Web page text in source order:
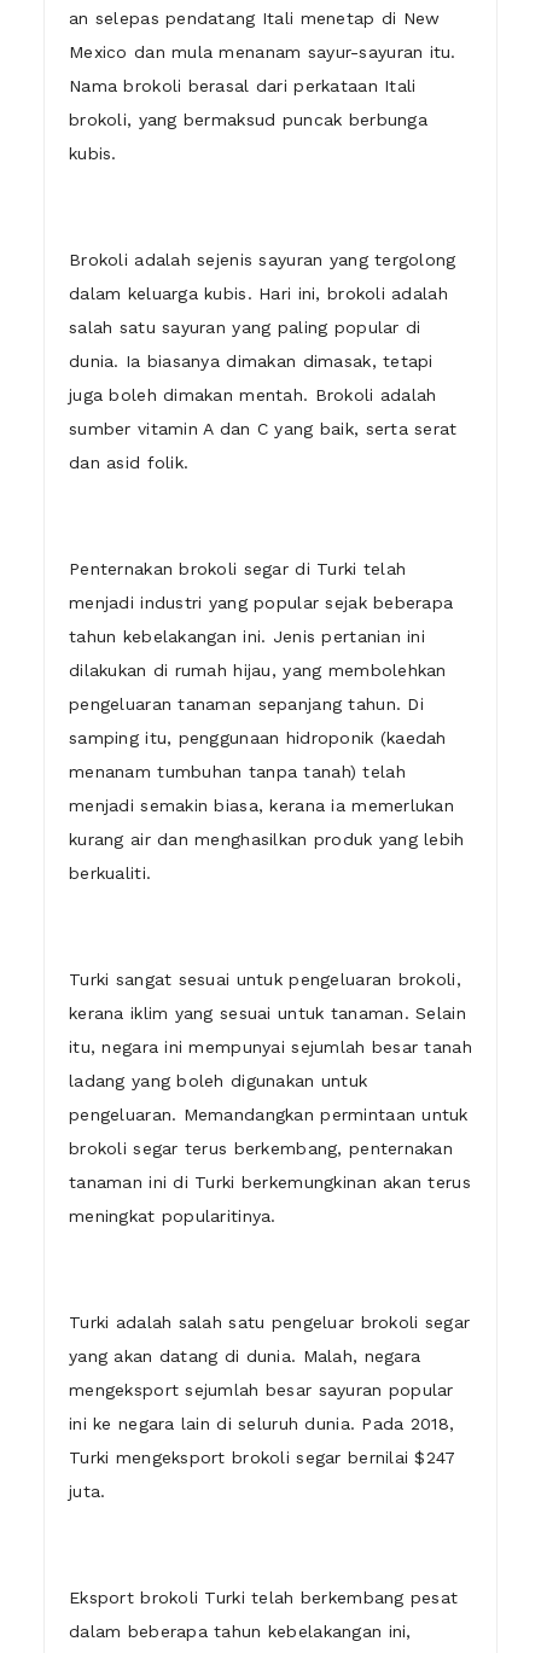
an selepas pendatang Itali menetap di New
Mexico dan mula menanam sayur-sayuran itu.
Nama brokoli berasal dari perkataan Itali
brokoli, yang bermaksud puncak berbunga
kubis.
Brokoli adalah sejenis sayuran yang tergolong
dalam keluarga kubis. Hari ini, brokoli adalah
salah satu sayuran yang paling popular di
dunia. Ia biasanya dimakan dimasak, tetapi
juga boleh dimakan mentah. Brokoli adalah
sumber vitamin A dan C yang baik, serta serat
dan asid folik.
Penternakan brokoli segar di Turki telah
menjadi industri yang popular sejak beberapa
tahun kebelakangan ini. Jenis pertanian ini
dilakukan di rumah hijau, yang membolehkan
pengeluaran tanaman sepanjang tahun. Di
samping itu, penggunaan hidroponik (kaedah
menanam tumbuhan tanpa tanah) telah
menjadi semakin biasa, kerana ia memerlukan
kurang air dan menghasilkan produk yang lebih
berkualiti.
Turki sangat sesuai untuk pengeluaran brokoli,
kerana iklim yang sesuai untuk tanaman. Selain
itu, negara ini mempunyai sejumlah besar tanah
ladang yang boleh digunakan untuk
pengeluaran. Memandangkan permintaan untuk
brokoli segar terus berkembang, penternakan
tanaman ini di Turki berkemungkinan akan terus
meningkat popularitinya.
Turki adalah salah satu pengeluar brokoli segar
yang akan datang di dunia. Malah, negara
mengeksport sejumlah besar sayuran popular
ini ke negara lain di seluruh dunia. Pada 2018,
Turki mengeksport brokoli segar bernilai $247
juta.
Eksport brokoli Turki telah berkembang pesat
dalam beberapa tahun kebelakangan ini,